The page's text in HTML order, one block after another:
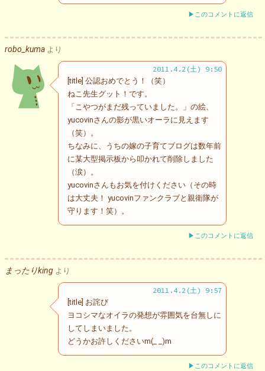
▶このコメントに返信
robo_kuma より
2011.4.2(土) 9:50
[title] 公認おめでとう！（笑）
ねこ先生グット！です。
「こやつがまだ残っていました。」の絵、
yucovinさんの影が黒いオーラに見えます
（笑）。
ちなみに、うちの嫁の子育てブログは数年前
に某大型掲示板から叩かれて削除しました
（涙）。
yucovinさんもお気を付けください（その時
は大丈夫！ yucovinファンクラブと親衛隊が
守ります！笑）。
▶このコメントに返信
まったりking より
2011.4.2(土) 9:57
[title] お詫び
ヨコシマなオイラの発想が雰囲気を台無しに
してしまいました。
どうかお許しくださいm(_ _)m
▶このコメントに返信